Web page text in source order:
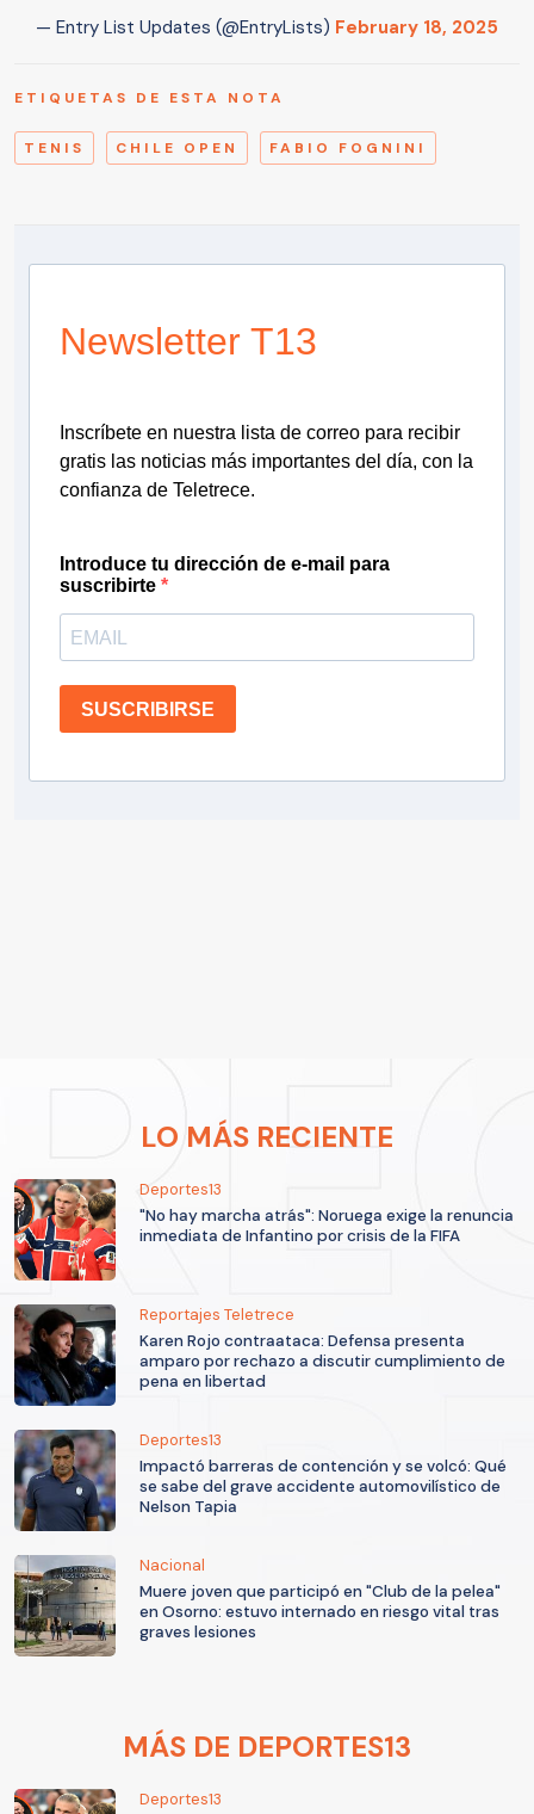
— Entry List Updates (@EntryLists) February 18, 2025
ETIQUETAS DE ESTA NOTA
TENIS CHILE OPEN FABIO FOGNINI
Newsletter T13
Inscríbete en nuestra lista de correo para recibir
gratis las noticias más importantes del día, con la
confianza de Teletrece.
Introduce tu dirección de e-mail para
suscribirte
SUSCRIBIRSE
LO MÁS RECIENTE
Deportes13
"No hay marcha atrás": Noruega exige la renuncia
inmediata de Infantino por crisis de la FIFA
Reportajes Teletrece
Karen Rojo contraataca: Defensa presenta
amparo por rechazo a discutir cumplimiento de
pena en libertad
Deportes13
Impactó barreras de contención y se volcó: Qué
se sabe del grave accidente automovilístico de
Nelson Tapia
Nacional
Muere joven que participó en "Club de la pelea"
en Osorno: estuvo internado en riesgo vital tras
graves lesiones
MÁS DE DEPORTES13
Deportes13